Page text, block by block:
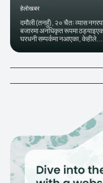
हेलाेखबर
दमौली (तनहुँ), २० चैतः व्यास
बजारमा अनधिकृत रूपमा
घरधनी सम्पर्कमा नआएका, केहीले...